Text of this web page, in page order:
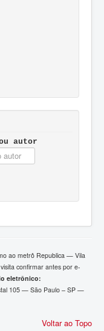
autor
ao metrô Republica — Vila
confirmar antes por e-
eletrônico:
105 — São Paulo – SP —
Voltar ao Topo